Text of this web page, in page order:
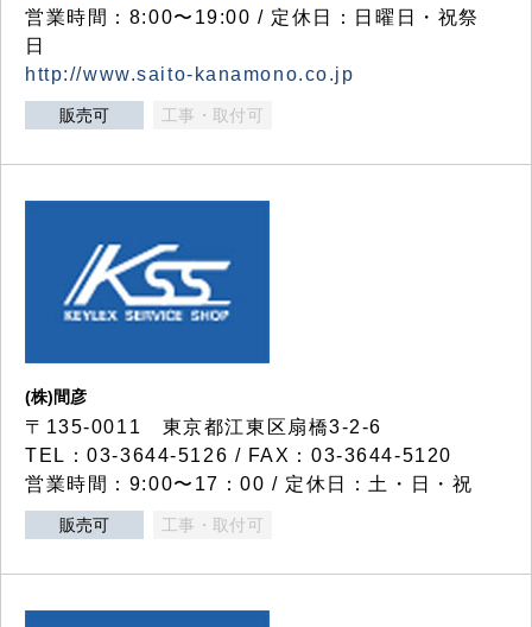
営業時間：8:00〜19:00 / 定休日：日曜日・祝祭
日
http://www.saito-kanamono.co.jp
販売可 工事・取付可
(株)間彦
〒135-0011 東京都江東区扇橋3-2-6
TEL：03-3644-5126 / FAX：03-3644-5120
営業時間：9:00〜17：00 / 定休日：土・日・祝
販売可 工事・取付可